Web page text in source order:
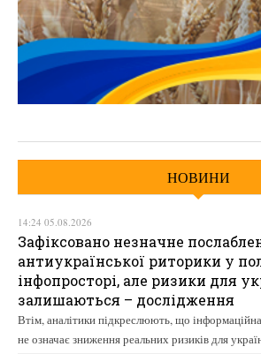
НОВИНИ
14:24 05.08.2026
Зафіксовано незначне
антиукраїнської риторики у
інфопросторі, але ризики для
залишаються – дослідження
Втім, аналітики підкреслюють, що
не означає зниження реальних ризиків для